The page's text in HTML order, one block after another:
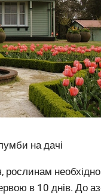
на дачі
в 10 днів. До